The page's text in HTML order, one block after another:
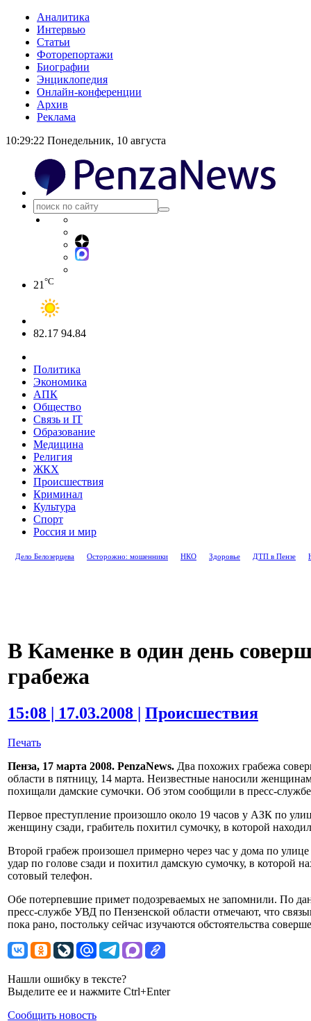
Аналитика
Интервью
Статьи
Фоторепортажи
Биографии
Энциклопедия
Онлайн-конференции
Архив
Реклама
10:29:22 Понедельник, 10 августа
21 °C
82.17 94.84
Политика
Экономика
АПК
Общество
Связь и IT
Образование
Медицина
Религия
ЖКХ
Происшествия
Криминал
Культура
Спорт
Россия и мир
Дело Белозерцева Осторожно: мошенники НКО Здоровье ДТП в Пензе
В Каменке в один день
грабежа
15:08 | 17.03.2008 | Происшествия
Печать
Пенза, 17 марта 2008. PenzaNews. Два похожих грабежа
области в пятницу, 14 марта. Неизвестные наносили
похищали дамские сумочки. Об этом сообщили в пресс-
Первое преступление произошло около 19 часов у АЗК по
женщину сзади, грабитель похитил сумочку, в которой
Второй грабеж произошел примерно через час у дома по
удар по голове сзади и похитил дамскую сумочку, в которой
сотовый телефон.
Обе потерпевшие примет подозреваемых не запомнили. По
пресс-службе УВД по Пензенской области отмечают, что
пока рано, постольку сейчас изучаются обстоятельства
Нашли ошибку в тексте?
Выделите ее и нажмите Ctrl+Enter
Сообщить новость